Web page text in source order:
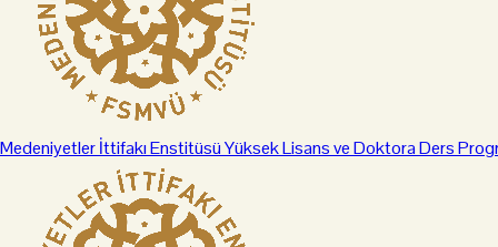
Medeniyetler İttifakı Enstitüsü Yüksek Lisans ve Doktora Ders